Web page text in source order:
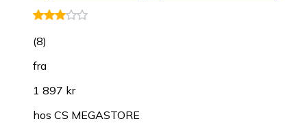
(8)
fra
1 897 kr
hos CS MEGASTORE